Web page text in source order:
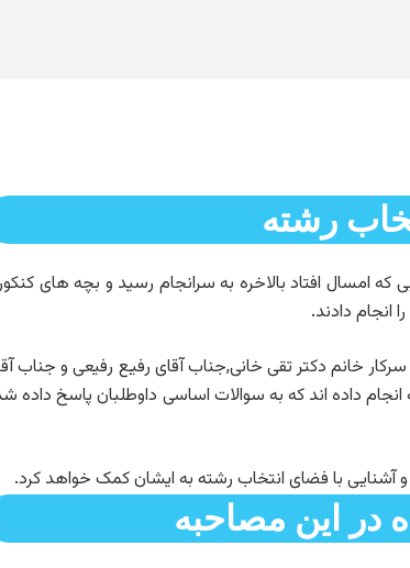
رشته
اتفاق هایی که امسال افتاد بالاخره به سرانجام رسید و بچه های
خانم دکتر تقی خانی,جناب آقای رفیع رفیعی و جناب
داده اند که به سوالات اساسی داوطلبان پاسخ داده
این مصاحبه